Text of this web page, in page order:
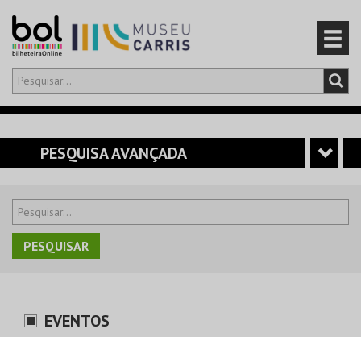
Olá,iniciar sessão
CARRINHO 0
CARTÕES
PESQUISA AVANÇADA
EVENTOS